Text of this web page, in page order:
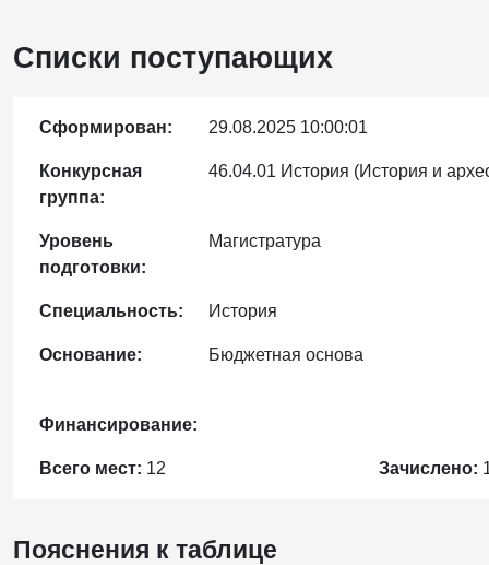
Списки поступающих
Сформирован: 29.08.2025 10:00:01
Конкурсная
группа:
46.04.01 История (История и
Уровень
подготовки:
Магистратура
Специальность: История
Основание: Бюджетная основа
Финансирование:
Всего мест: 12 Зачислено:
Пояснения к таблице